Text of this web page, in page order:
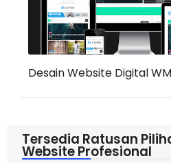
Desain Website Digital
Tersedia Ratusan
Website Profesional